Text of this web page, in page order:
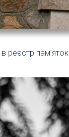
в реєстр